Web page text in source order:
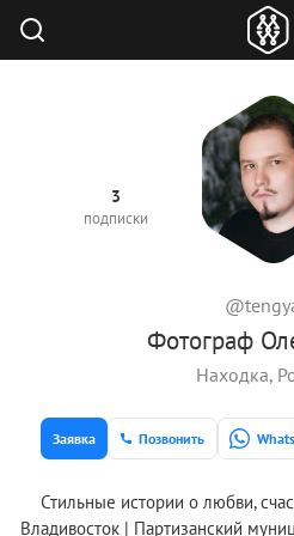
Фотограф
3
подписки
Находка,
Заявка Позвонить
Стильные истории о любви,
Владивосток | Партизанский